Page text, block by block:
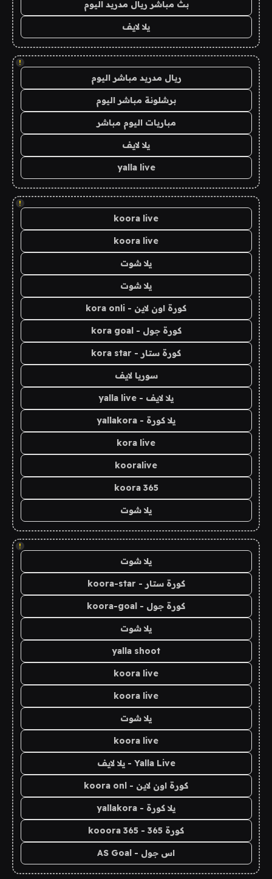
بث مباشر ريال مدريد اليوم
يلا لايف
!
ريال مدريد مباشر اليوم
برشلونة مباشر اليوم
مباريات اليوم مباشر
يلا لايف
yalla live
!
koora live
koora live
يلا شوت
يلا شوت
كورة اون لاين - kora onli
كورة جول - kora goal
كورة ستار - kora star
سوريا لايف
يلا لايف - yalla live
يلا كورة - yallakora
kora live
kooralive
koora 365
يلا شوت
!
يلا شوت
كورة ستار - koora-star
كورة جول - koora-goal
يلا شوت
yalla shoot
koora live
koora live
يلا شوت
koora live
Yalla Live - يلا لايف
كورة اون لاين - koora onl
يلا كورة - yallakora
كورة 365 - kooora 365
اس جول - AS Goal